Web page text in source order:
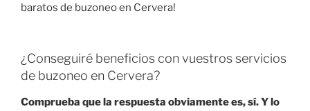
baratos de buzoneo en Cervera!
¿Conseguiré beneficios con vuestros servicios
de buzoneo en Cervera?
Comprueba que la respuesta obviamente es, sí. Y lo